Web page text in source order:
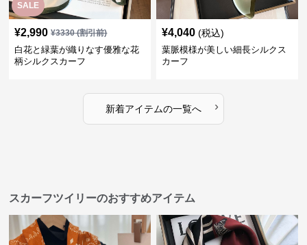
SALE
¥2,990 ¥3330(割引前)
白花と緑葉が織りなす優雅な花
柄シルクスカーフ
¥4,040 (税込)
葉脈模様が美しい細長シルクス
カーフ
新着アイテムの一覧へ ›
スカーフツイリーのおすすめアイテム